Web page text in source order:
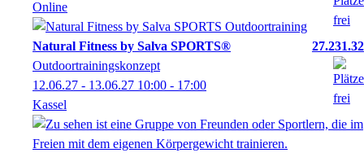
Online
Natural Fitness by Salva SPORTS®
27.231.32
Outdoortrainingskonzept
12.06.27 - 13.06.27 10:00 - 17:00
Kassel